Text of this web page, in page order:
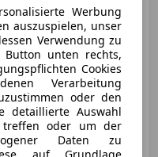
200 kW (272 PS)
Werbung
auszuspielen, unser
Verwendung zu
Button unten rechts,
Cookies
Verarbeitung
oder den
detaillierte Auswahl
treffen oder um der
Daten zu